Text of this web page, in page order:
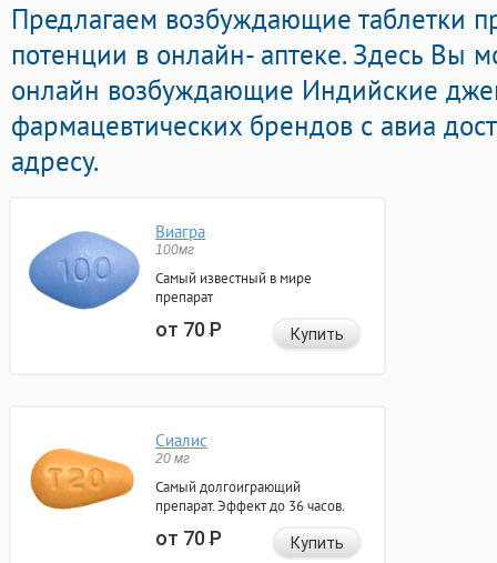
Предлагаем возбуждающие таблетки
потенции в онлайн- аптеке. Здесь Вы
онлайн возбуждающие Индийские
фармацевтических брендов с авиа
адресу.
Виагра
100мг
Самый известный в мире
препарат
от 70Р Купить
Сиалис
20 мг
Самый долгоиграющий
препарат. Эффект до 36 часов.
от 70Р Купить